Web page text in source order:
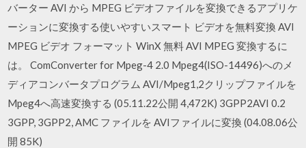
バーター AVI から MPEG ビデオファイルを変換できるアプリケ
ーションに変換する使いやすいスマート ビデオを無料変換 AVI
MPEG ビデオ フォーマット WinX 無料 AVI MPEG 変換するに
は。 ComConverter for Mpeg-4 2.0 Mpeg4(ISO-14496)へのメ
ディアコンバータプログラム AVI/Mpeg1,2クリップファイルを
Mpeg4へ高速変換する (05.11.22公開 4,472K) 3GPP2AVI 0.2
3GPP, 3GPP2, AMC ファイルを AVIファイルに変換 (04.08.06公
開 85K)